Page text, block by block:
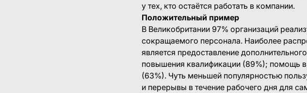
у тех, кто остаётся работать в компании.
Положительный пример
В Великобритании 97% организаций
сокращаемого персонала. Наиболее
является предоставление
повышения квалификации (89%); помощь
(63%). Чуть меньшей популярностью
и перерывы в течение рабочего дня для